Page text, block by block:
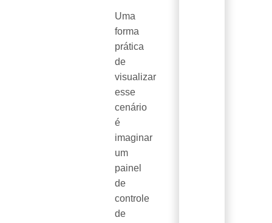
Uma
forma
prática
de
visualizar
esse
cenário
é
imaginar
um
painel
de
controle
de